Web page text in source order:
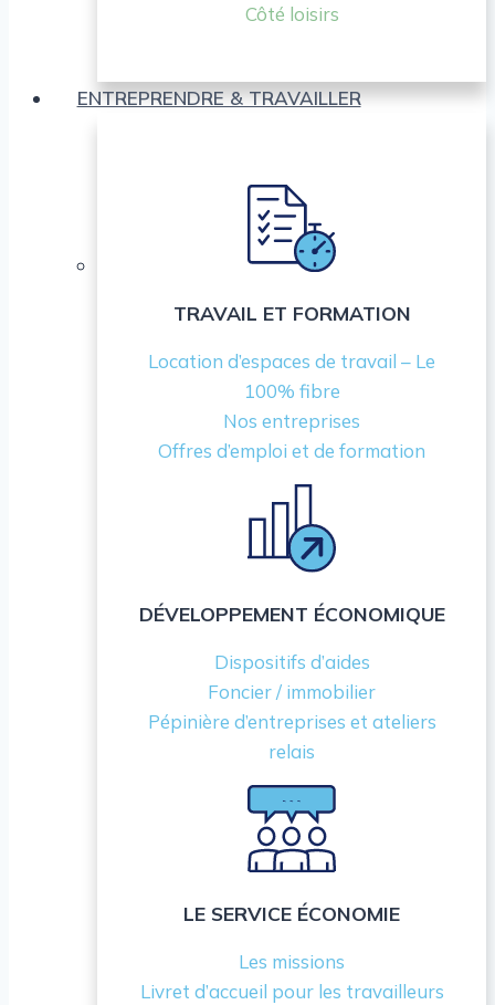
Côté loisirs
ENTREPRENDRE & TRAVAILLER
TRAVAIL ET FORMATION
Location d’espaces de travail – Le
100% fibre
Nos entreprises
Offres d’emploi et de formation
DÉVELOPPEMENT ÉCONOMIQUE
Dispositifs d’aides
Foncier / immobilier
Pépinière d’entreprises et ateliers
relais
LE SERVICE ÉCONOMIE
Les missions
Livret d’accueil pour les travailleurs